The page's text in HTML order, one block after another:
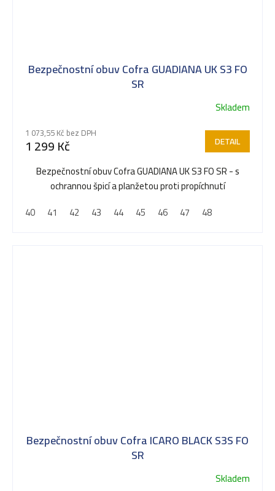
Bezpečnostní obuv Cofra GUADIANA UK S3 FO
SR
Skladem
1 073,55 Kč bez DPH
1 299 Kč DETAIL
Bezpečnostní obuv Cofra GUADIANA UK S3 FO SR - s
ochrannou špicí a planžetou proti propíchnutí
40
41 42 43 44 45 46 47 48
Bezpečnostní obuv Cofra ICARO BLACK S3S FO
SR
Skladem